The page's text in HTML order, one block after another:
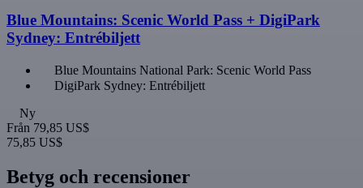
Blue Mountains: Scenic World Pass + DigiPark
Sydney: Entrébiljett
Blue Mountains National Park: Scenic World Pass
DigiPark Sydney: Entrébiljett
Ny
Från 79,85 US$
75,85 US$
Betyg och recensioner